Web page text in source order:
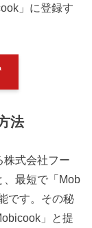
」に登録す
法
株式会社フー
、最短で「Mob
です。その秘
」と提